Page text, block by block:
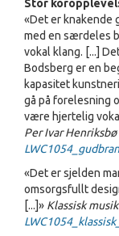
Stor
«Det er knakende
med en særdeles
vokal klang. [...]
Bodsberg er en
kapasitet
gå på forelesning
være hjertelig
Per Ivar
«Det er sjelden
omsorgsfullt
[...]» Klassisk